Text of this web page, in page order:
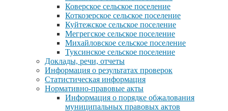
Коверское сельское поселение
Коткозерское сельское поселение
Куйтежское сельское поселение
Мегрегское сельское поселение
Михайловское сельское поселение
Туксинское сельское поселение
Доклады, речи, отчеты
Информация о результатах проверок
Статистическая информация
Нормативно-правовые акты
Информация о порядке обжалования
муниципальных правовых актов